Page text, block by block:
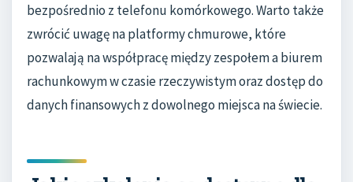
bezpośrednio z telefonu komórkowego. Warto także
zwrócić uwagę na platformy chmurowe, które
pozwalają na współpracę między zespołem a biurem
rachunkowym w czasie rzeczywistym oraz dostęp do
danych finansowych z dowolnego miejsca na świecie.